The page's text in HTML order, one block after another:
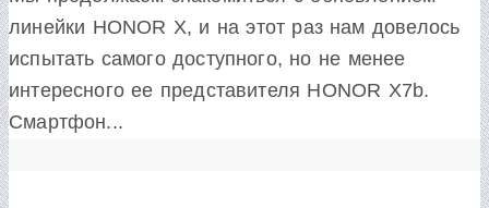
линейки HONOR X, и на этот раз нам довелось
испытать самого доступного, но не менее
интересного ее представителя HONOR X7b.
Смартфон...